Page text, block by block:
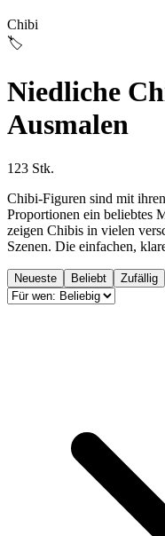
Chibi
🏷️
Niedliche
Ausmalen
123 Stk.
Chibi-Figuren sind mit
Proportionen ein beliebtes
zeigen Chibis in vielen
Szenen. Die einfachen,
Neueste Beliebt Zufällig